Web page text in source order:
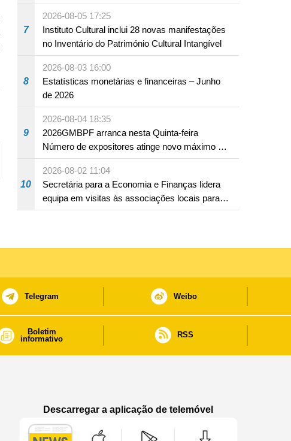
produto com substâncias medicamentosas
ocidentais
7
2026-08-05 17:25
Instituto Cultural inclui 28 novas manifestações
no Inventário do Património Cultural Intangível
8
2026-08-03 16:00
Estatísticas monetárias e financeiras – Junho
de 2026
9
2026-08-04 18:35
2026GMBPF arranca nesta Quinta-feira
Número de expositores atinge novo máximo em
18 anos
10
2026-08-02 11:04
Secretária para a Economia e Finanças lidera
equipa em visitas às associações locais para
consolidar consensos e promover os trabalhos
Telegram Weibo
Boletim
informativo
RSS
Descarregar a aplicação de telemóvel